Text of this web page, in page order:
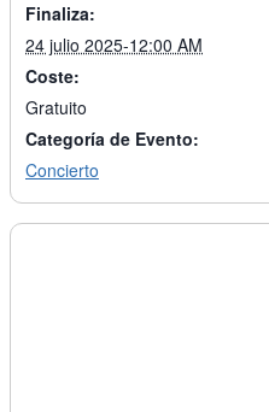
Finaliza:
24 julio 2025-12:00 AM
Coste:
Gratuito
Categoría de Evento:
Concierto